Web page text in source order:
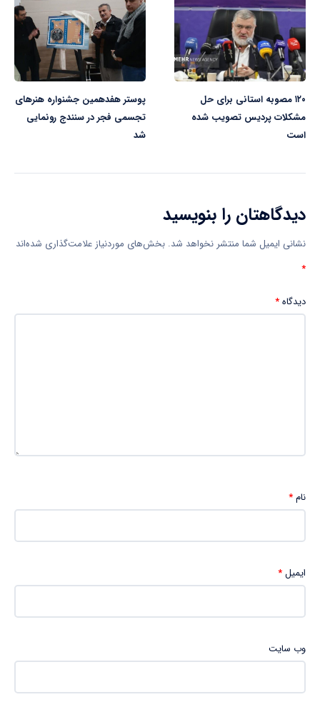
۱۲۰ مصوبه استانی برای حل
مشکلات پردیس تصویب شده
است
پوستر هفدهمین جشنواره هنرهای
تجسمی فجر در سنندج رونمایی
شد
دیدگاهتان را بنویسید
نشانی ایمیل شما منتشر نخواهد شد. بخش‌های موردنیاز علامت‌گذاری شده‌اند
*
دیدگاه*
نام*
ایمیل*
وب‌ سایت